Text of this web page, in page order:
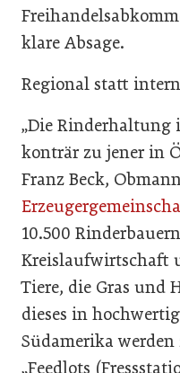
klare Absage.
Regional statt
„Die
konträr zu jener in
Franz Beck,
10.500
Kreislaufwirtschaft
Tiere, die Gras und
dieses in
Südamerika
„Feedlots